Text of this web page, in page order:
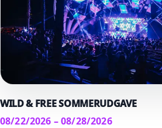
WILD & FREE SOMMERUDGAVE
08/22/2026 – 08/28/2026